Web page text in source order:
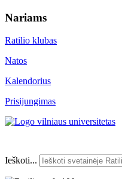
Nariams
Ratilio klubas
Natos
Kalendorius
Prisijungimas
Ieškoti...